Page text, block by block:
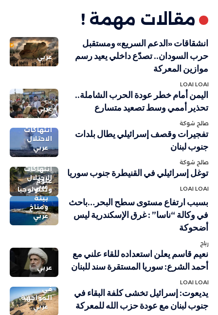
مقالات مهمة !
عربي
انشقاقات «الدعم السريع» ومستقبل
حرب السودان.. تصدّع داخلي يعيد رسم
موازين المعركة
LOAI LOAI
عربي
اليمن أمام خطر عودة الحرب الشاملة..
تحذير أممي وسط تصعيد متسارع
صالح شوكة
انتهاكات
الاحتلال
عربي
تفجيرات وقصف إسرائيلي يطال بلدات
جنوب لبنان
صالح شوكة
انتهاكات
الاحتلال
عربي
توغل إسرائيلي في القنيطرة جنوب سوريا
LOAI LOAI
علوم
وتكنولوجيا
بيئة
ومناخ
عربي
بسبب ارتفاع مستوى سطح البحر…باحث
في وكالة “ناسا” : غرق الإسكندرية ليس
أضحوكة
رباح
عربي
نعيم قاسم يعلن استعداده للقاء علني مع
أحمد الشرع: سوريا المستقرة سند للبنان
LOAI LOAI
في
المواجهة
عربي
يديعوت: إسرائيل تخشى كلفة البقاء في
جنوب لبنان مع عودة حزب الله للمعركة